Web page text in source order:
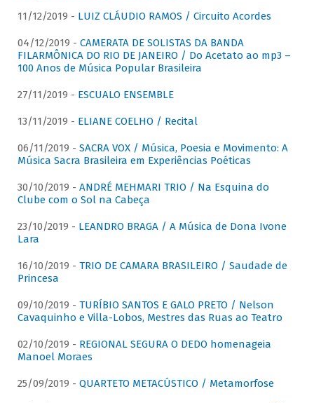
11/12/2019 - LUIZ CLÁUDIO RAMOS / Circuito Acordes
04/12/2019 - CAMERATA DE SOLISTAS DA BANDA
FILARMÔNICA DO RIO DE JANEIRO / Do Acetato ao mp3 –
100 Anos de Música Popular Brasileira
27/11/2019 - ESCUALO ENSEMBLE
13/11/2019 - ELIANE COELHO / Recital
06/11/2019 - SACRA VOX / Música, Poesia e Movimento: A
Música Sacra Brasileira em Experiências Poéticas
30/10/2019 - ANDRÉ MEHMARI TRIO / Na Esquina do
Clube com o Sol na Cabeça
23/10/2019 - LEANDRO BRAGA / A Música de Dona Ivone
Lara
16/10/2019 - TRIO DE CAMARA BRASILEIRO / Saudade de
Princesa
09/10/2019 - TURÍBIO SANTOS E GALO PRETO / Nelson
Cavaquinho e Villa-Lobos, Mestres das Ruas ao Teatro
02/10/2019 - REGIONAL SEGURA O DEDO homenageia
Manoel Moraes
25/09/2019 - QUARTETO METACÚSTICO / Metamorfose